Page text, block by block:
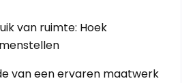
van ruimte: Hoek
van een ervaren maatwerk